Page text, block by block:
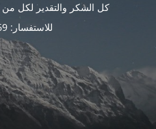
كل الشكر والتقدير لكل
للاستفسار: 0928080169